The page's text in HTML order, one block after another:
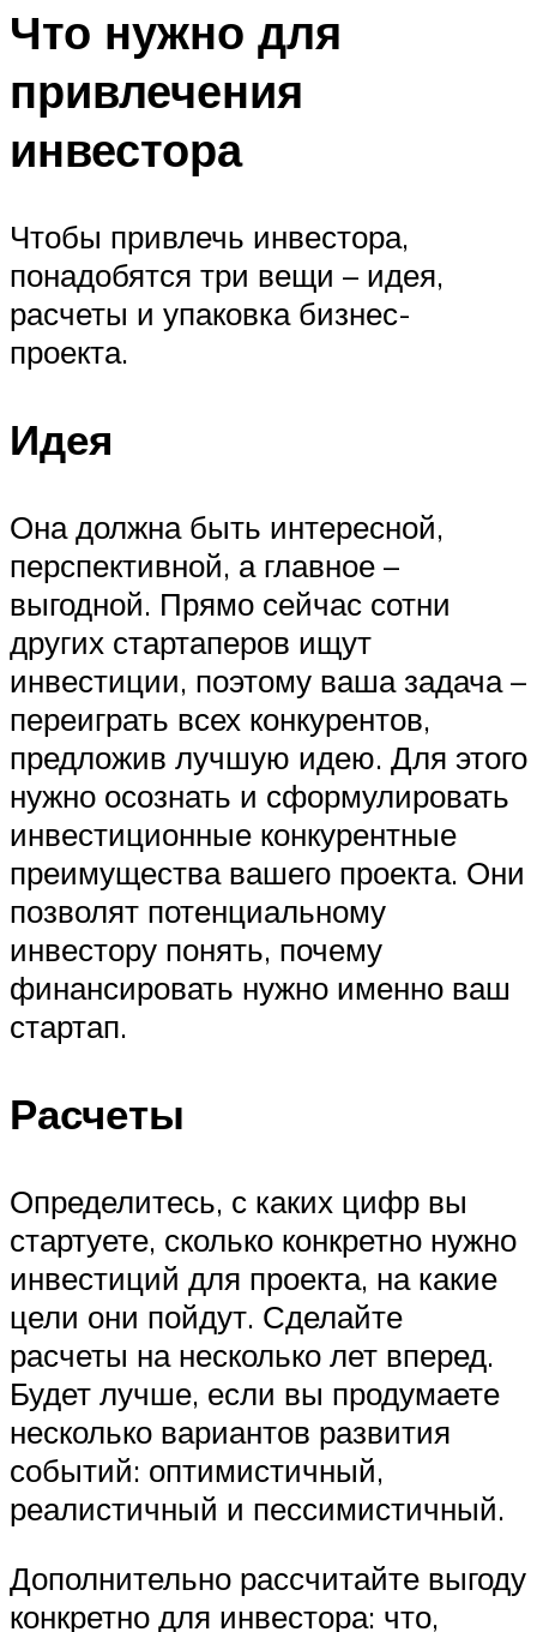
Что нужно для
привлечения
инвестора
Чтобы привлечь инвестора,
понадобятся три вещи – идея,
расчеты и упаковка бизнес-
проекта.
Идея
Она должна быть интересной,
перспективной, а главное –
выгодной. Прямо сейчас сотни
других стартаперов ищут
инвестиции, поэтому ваша задача –
переиграть всех конкурентов,
предложив лучшую идею. Для этого
нужно осознать и сформулировать
инвестиционные конкурентные
преимущества вашего проекта. Они
позволят потенциальному
инвестору понять, почему
финансировать нужно именно ваш
стартап.
Расчеты
Определитесь, с каких цифр вы
стартуете, сколько конкретно нужно
инвестиций для проекта, на какие
цели они пойдут. Сделайте
расчеты на несколько лет вперед.
Будет лучше, если вы продумаете
несколько вариантов развития
событий: оптимистичный,
реалистичный и пессимистичный.
Дополнительно рассчитайте выгоду
конкретно для инвестора: что,